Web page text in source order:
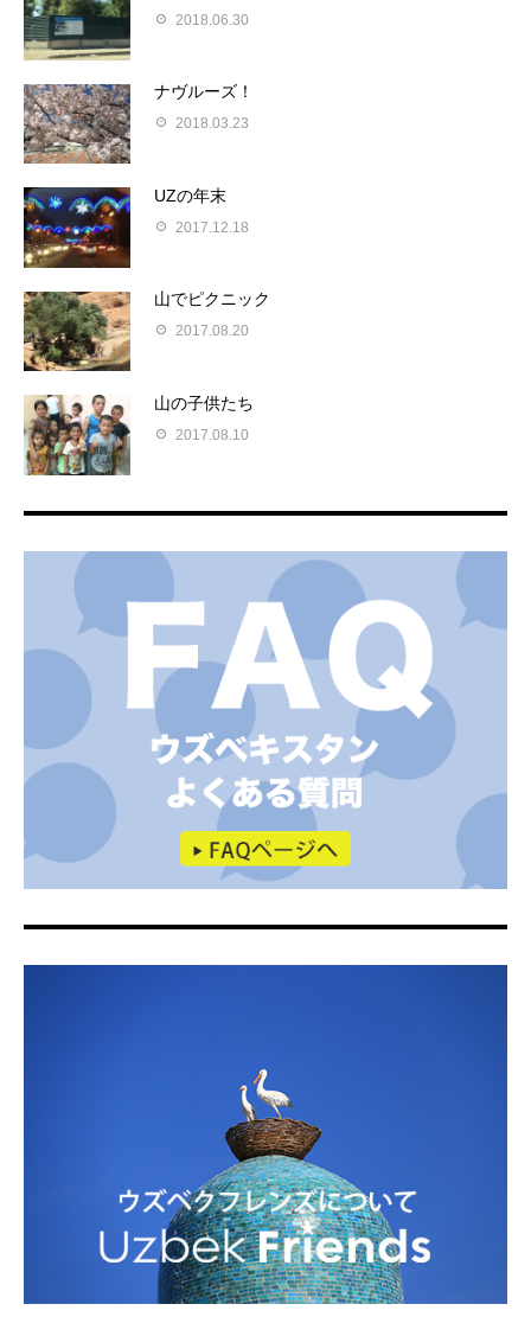
2018.06.30
ナヴルーズ！
2018.03.23
UZの年末
2017.12.18
山でピクニック
2017.08.20
山の子供たち
2017.08.10